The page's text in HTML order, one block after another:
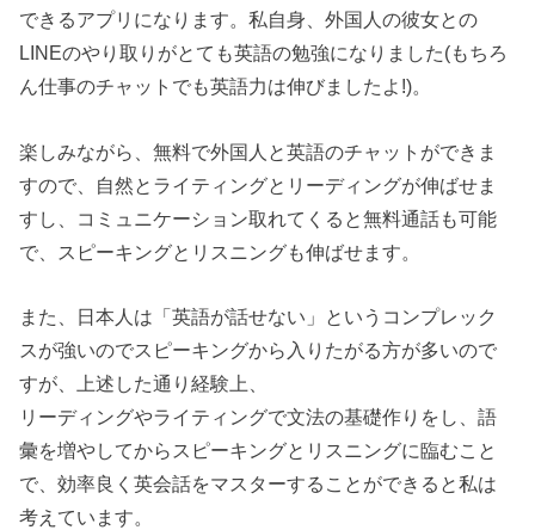
できるアプリになります。私自身、外国人の彼女との
LINEのやり取りがとても英語の勉強になりました(もちろ
ん仕事のチャットでも英語力は伸びましたよ!)。
楽しみながら、無料で外国人と英語のチャットができま
すので、自然とライティングとリーディングが伸ばせま
すし、コミュニケーション取れてくると無料通話も可能
で、スピーキングとリスニングも伸ばせます。
また、日本人は「英語が話せない」というコンプレック
スが強いのでスピーキングから入りたがる方が多いので
すが、上述した通り経験上、
リーディングやライティングで文法の基礎作りをし、語
彙を増やしてからスピーキングとリスニングに臨むこと
で、効率良く英会話をマスターすることができると私は
考えています。